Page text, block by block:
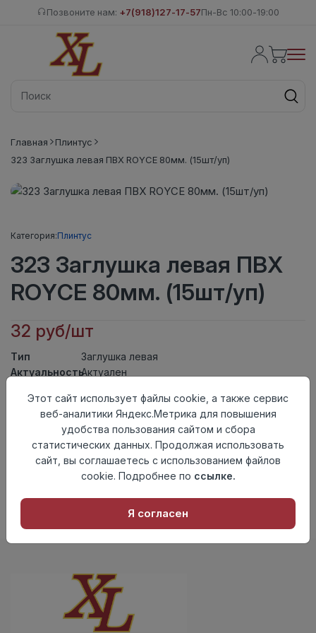
Позвоните нам: +7(918)127-17-57Пн-Вс 10:00-19:00
Главная
Плинтус
323 Заглушка левая ПВХ ROYCE 80мм. (15шт/уп)
Категория:Плинтус
323 Заглушка левая ПВХ
ROYCE 80мм. (15шт/уп)
32 руб/шт
Тип
Заглушка левая
АктуальностьАктуален
Осталось50 шт
Добавить в корзину
Внимание! Внешний вид товара может отличаться от
представленного на настоящем сайте. Проверяйте
Этот сайт использует файлы cookie, а также сервис
веб-аналитики Яндекс.Метрика для повышения
удобства пользования сайтом и сбора
статистических данных. Продолжая использовать
сайт, вы соглашаетесь с использованием файлов
cookie. Подробнее по ссылке.
Я согласен